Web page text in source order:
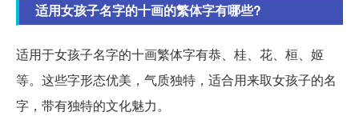
适用女孩子名字的十画的繁体字有哪些?
适用于女孩子名字的十画繁体字有恭、桂、花、桓、姬
等。这些字形态优美，气质独特，适合用来取女孩子的名
字，带有独特的文化魅力。